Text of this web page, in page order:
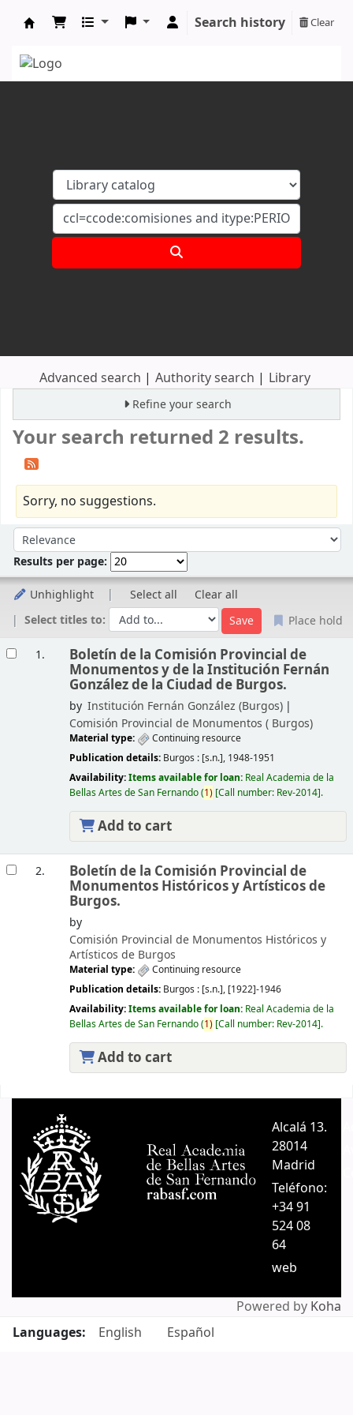
Search history Clear
Advanced search Authority search Library
Refine your search
Your search returned 2 results.
Sorry, no suggestions.
Sort by:
Results per page:
Unhighlight Select all
Clear all
Select titles to:
Place hold
1. Boletín de la Comisión Provincial de
Monumentos y de la Institución Fernán
González de la Ciudad de Burgos.
by Institución Fernán González (Burgos)
Comisión Provincial de Monumentos (Burgos)
Material type:
Continuing resource
Publication details: Burgos : [s.n.], 1948-1951
Availability:Items available for loan: Real Academia de la
Bellas Artes de San Fernando(1) Call number: Rev-2014 .
Add to cart
2. Boletín de la Comisión Provincial de
Monumentos Históricos y Artísticos de
Burgos.
by
Comisión Provincial de Monumentos Históricos y
Artísticos de Burgos
Material type:
Continuing resource
Publication details: Burgos : [s.n.], [1922]-1946
Availability:Items available for loan: Real Academia de la
Bellas Artes de San Fernando(1) Call number: Rev-2014 .
Add to cart
Alcalá 13.
28014
Madrid
Teléfono:
+34 91
524 08
64
web
Powered by Koha
Languages:
English Español